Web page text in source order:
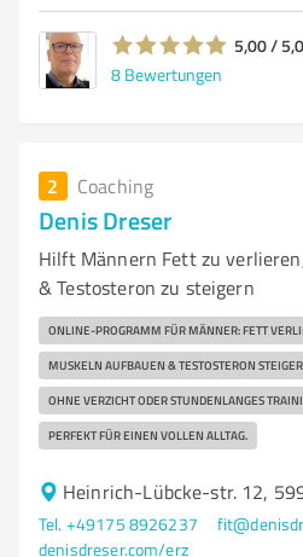
5,00 /
8 Bewertungen
2 Coaching
Denis Dreser
Hilft Männern Fett zu
& Testosteron zu steigern
ONLINE-PROGRAMM FÜR MÄNNER: FETT
MUSKELN AUFBAUEN & TESTOSTERON
OHNE VERZICHT ODER STUNDENLANGES
PERFEKT FÜR EINEN VOLLEN ALLTAG.
Heinrich-Lübcke-str. 12,
Tel. +49175 8926237
denisdreser.com/erz